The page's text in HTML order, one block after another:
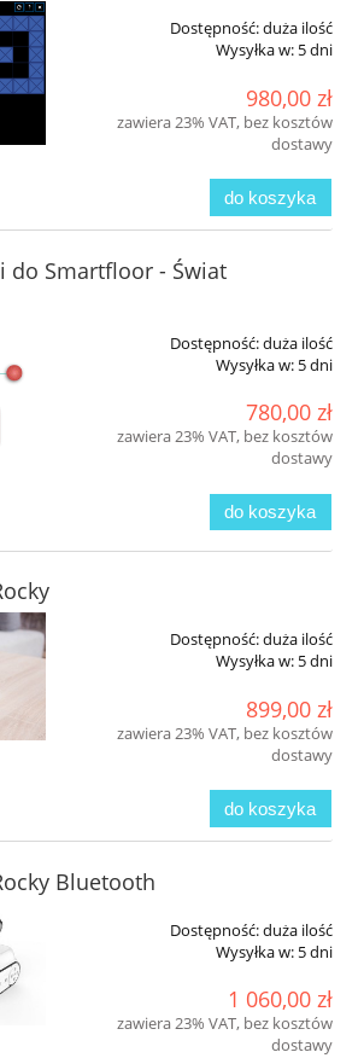
Dostępność:duża ilość
Wysyłka w: 5 dni
980,00 zł
zawiera 23% VAT, bez kosztów
dostawy
do koszyka
do Smartfloor - Świat
Dostępność:duża ilość
Wysyłka w: 5 dni
780,00 zł
zawiera 23% VAT, bez kosztów
dostawy
do koszyka
Dostępność:duża ilość
Wysyłka w: 5 dni
899,00 zł
zawiera 23% VAT, bez kosztów
dostawy
do koszyka
Bluetooth
Dostępność:duża ilość
Wysyłka w: 5 dni
1 060,00 zł
zawiera 23% VAT, bez kosztów
dostawy